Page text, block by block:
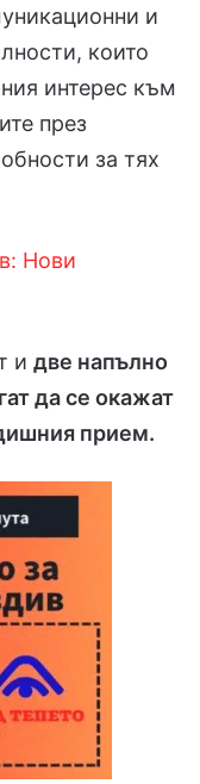
и
които
интерес към
през
за тях
Нови
и две напълно
да се окажат
прием.